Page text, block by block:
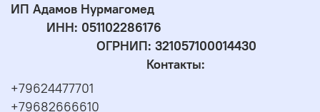
ИП Адамов Нурмагомед
ИНН: 051102286176
ОГРНИП: 321057100014430
Контакты:
+79624477701
+79682666610